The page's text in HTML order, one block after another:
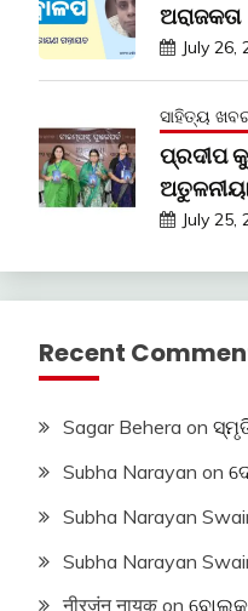
ଅରାଜକତା
July 26,
ସାହିତ୍ୟ
ପ୍ରଦୀପ
July 25,
Recent
Sagar Behera on
Subha Narayan on
Subha Narayan
Subha Narayan
नीरजंन नायक on